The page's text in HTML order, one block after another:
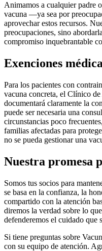
Animamos a cualquier padre
vacuna —ya sea por
aprovechar estos recursos.
preocupaciones, sino
compromiso inquebrantable
Exenciones
Para los pacientes con
vacuna concreta, el Clínico
documentará claramente la
puede ser necesaria una
circunstancias poco
familias afectadas para
no se pueda gestionar una
Nuestra promesa
Somos tus socios para
se basa en la confianza, la
compartido con la atención
diremos la verdad sobre lo
defenderemos el cuidado que
Si tiene preguntas sobre
con su equipo de atención.